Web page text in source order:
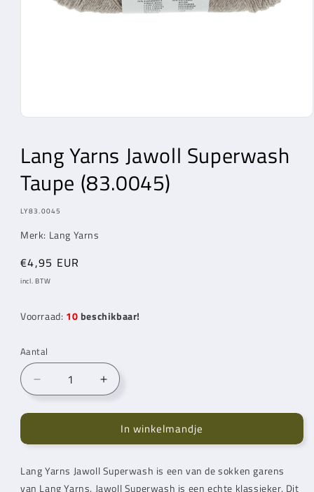
modaal
Lang Yarns Jawoll Superwash
Taupe (83.0045)
MODEL:
LY83.0045
Merk: Lang Yarns
Normale
prijs
€4,95 EUR
incl. BTW
Voorraad: 10 beschikbaar!
Aantal
Aantal
verlagen
voor
Yarns
Superwash
Taupe
Aantal
verhogen
voor
Lang
Yarns
Superwash
Taupe
In winkelmandje
​​​​​​​Lang Yarns Jawoll Superwash is een van de sokken garens
van Lang Yarns. Jawoll Superwash is een echte klassieker. Dit